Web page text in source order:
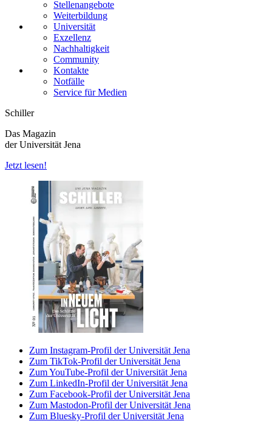
Stellenangebote
Weiterbildung
Universität
Exzellenz
Nachhaltigkeit
Community
Kontakte
Notfälle
Service für Medien
Schiller
Das Magazin
der Universität Jena
Jetzt lesen!
Zum Instagram-Profil der Universität Jena
Zum TikTok-Profil der Universität Jena
Zum YouTube-Profil der Universität Jena
Zum LinkedIn-Profil der Universität Jena
Zum Facebook-Profil der Universität Jena
Zum Mastodon-Profil der Universität Jena
Zum Bluesky-Profil der Universität Jena